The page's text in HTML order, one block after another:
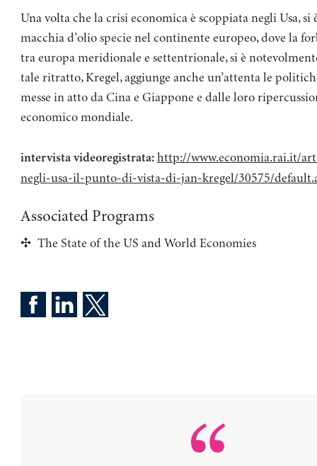
Una volta che la crisi economica è scoppiata negli Usa, si
macchia d’olio specie nel continente europeo, dove la
tra europa meridionale e settentrionale, si è
tale ritratto,Kregel, aggiunge anche un’attenta le
messe in atto da Cina e Giappone e dalle loro
economico mondiale.
intervista videoregistrata: http://www.economia.rai.it/
negli-usa-il-punto-di-vista-di-jan-kregel/30575/
Associated Programs
The State of the US and World Economies